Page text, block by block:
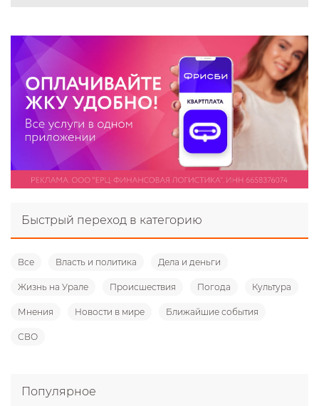
Быстрый переход в категорию
Все Власть и политика Дела и деньги
Жизнь на Урале Происшествия Погода Культура
Мнения Новости в мире Ближайшие события
СВО
Популярное